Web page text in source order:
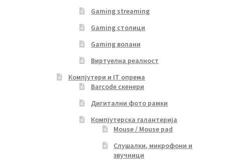
Gaming streaming
Gaming столици
Gaming волани
Виртуелна реалност
Компјутери и IT опрема
Barcode скенери
Дигитални фото рамки
Компјутерска галантерија
Mouse / Mouse pad
Слушалки, микрофони и
звучници